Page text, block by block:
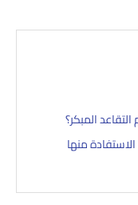
المبكر؟
منها